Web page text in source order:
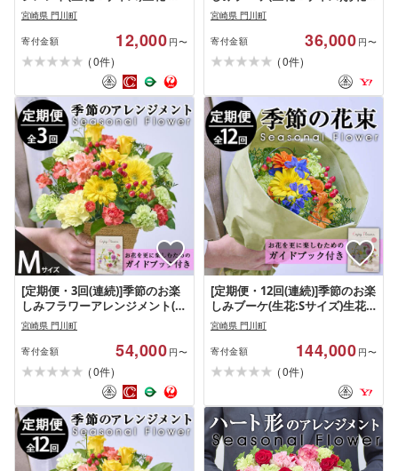
花束 植物 贈り物 インテリア
[FM-2][フラワーショップまつ
だ]
宮崎県 門川町
寄付金額 12,000 円〜
(0件)
花束 植物 [FM-3][フラワーショ
ップまつだ]
宮崎県 門川町
寄付金額 36,000 円〜
(0件)
[定期便・3回(連続)]季節のお楽
しみフラワーアレンジメント(生
花:Mサイズ)花 花束 フラワー ギ
フト 贈り物 インテリア[FM-28]
[フラワーショップまつだ]
宮崎県 門川町
寄付金額 54,000 円〜
(0件)
[定期便・12回(連続)]季節のお楽
しみブーケ(生花:Sサイズ)生花
花束 贈り物 インテリア[FM-7]
[フラワーショップまつだ]
宮崎県 門川町
寄付金額 144,000 円〜
(0件)